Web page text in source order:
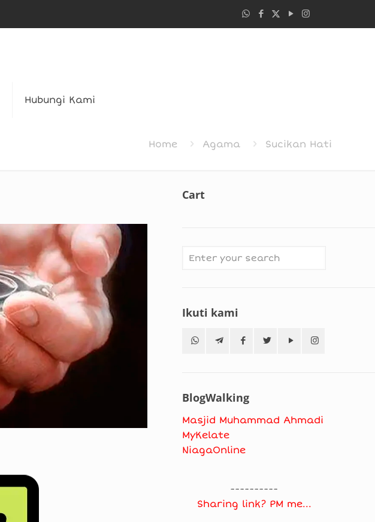
Hubungi Kami
Home Agama Sucikan Hati
Cart
Ikuti kami
BlogWalking
Masjid Muhammad Ahmadi
MyKelate
NiagaOnline
----------
Sharing link? PM me...